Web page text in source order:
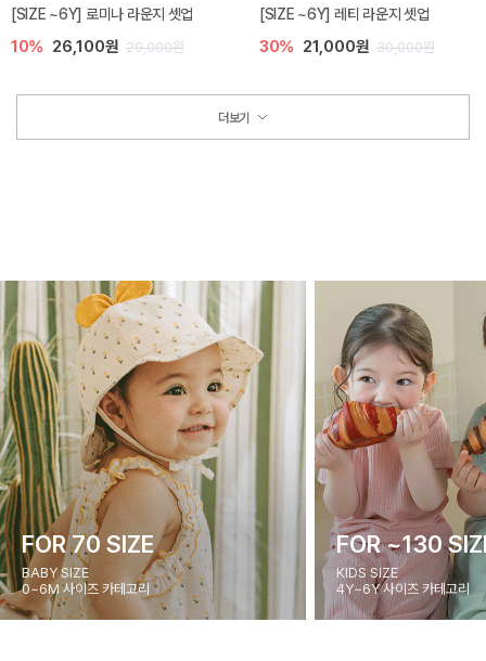
[SIZE ~6Y] 로미나 라운지 셋업
10% 26,100원 29,000원
[SIZE ~6Y] 레티 라운지 셋업
30% 21,000원 30,000원
더보기
FOR 70 SIZE
BABY SIZE
0~6M 사이즈 카테고리
FOR ~130
KIDS SIZE
4Y~6Y 사이즈 카테고리